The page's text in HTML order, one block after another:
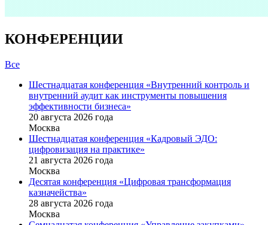
КОНФЕРЕНЦИИ
Все
Шестнадцатая конференция «Внутренний контроль и
внутренний аудит как инструменты повышения
эффективности бизнеса»
20 августа 2026 года
Москва
Шестнадцатая конференция «Кадровый ЭДО:
цифровизация на практике»
21 августа 2026 года
Москва
Десятая конференция «Цифровая трансформация
казначейства»
28 августа 2026 года
Москва